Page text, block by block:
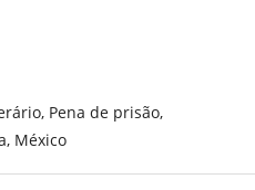
Pena de prisão,
México